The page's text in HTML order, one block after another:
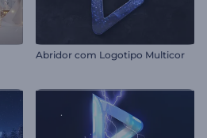
Abridor com Logotipo Multicor